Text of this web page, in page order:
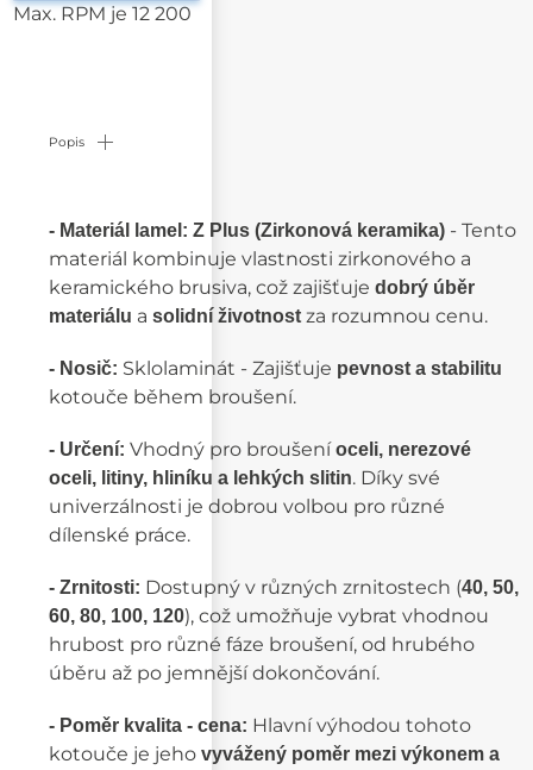
Max. RPM je 12 200
Popis
- Materiál lamel: Z Plus (Zirkonová keramika) - Tento
materiál kombinuje vlastnosti zirkonového a
keramického brusiva, což zajišťujedobrý úběr
materiálu asolidní životnost za rozumnou cenu.
- Nosič: Sklolaminát - Zajišťuje pevnost a stabilitu
kotouče během broušení.
- Určení: Vhodný pro broušeníoceli, nerezové
oceli, litiny, hliníku a lehkých slitin. Díky své
univerzálnosti je dobrou volbou pro různé
dílenské práce.
- Zrnitosti: Dostupný v různých zrnitostech (40, 50,
60, 80, 100, 120), což umožňuje vybrat vhodnou
hrubost pro různé fáze broušení, od hrubého
úběru až po jemnější dokončování.
- Poměr kvalita - cena: Hlavní výhodou tohoto
kotouče je jehovyvážený poměr mezi výkonem a